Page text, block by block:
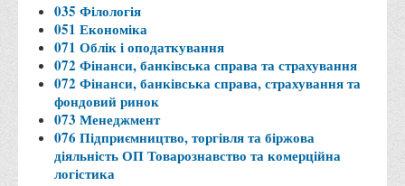
Публічна інформація
Заходи запобігання протиправним діям
Антикорупційні заходи
Протидія тероризму та насиллю
Як розпізнати глорифікацію збройної агресії РФ проти
України та протистояти їй?
035 Філологія
051 Економіка
071 Облік і оподаткування
072 Фінанси, банківська справа та страхування
072 Фінанси, банківська справа, страхування та
фондовий ринок
073 Менеджмент
076 Підприємництво, торгівля та біржова
діяльність ОП Товарознавство та комерційна
логістика